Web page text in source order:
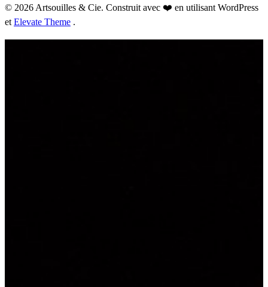
© 2026 Artsouilles & Cie. Construit avec ❤️ en utilisant WordPress
et Elevate Theme .